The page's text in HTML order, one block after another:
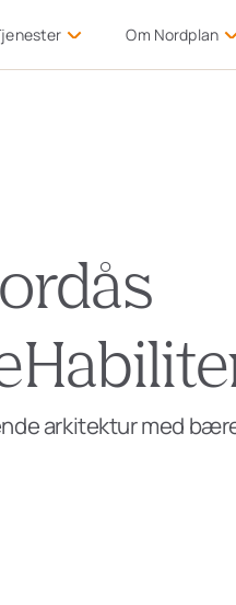
Om Nordplan
arkitektur med